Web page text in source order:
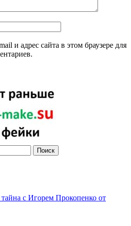
и адрес сайта в этом браузере для
с Игорем Прокопенко от